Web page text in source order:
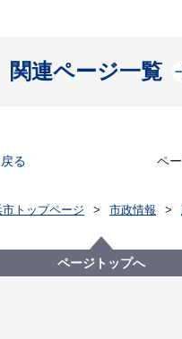
関連ページ一覧
開く
る ペ
市トップページ 市政情報
形成計画・首都圏広域地方計画
ページトップへ